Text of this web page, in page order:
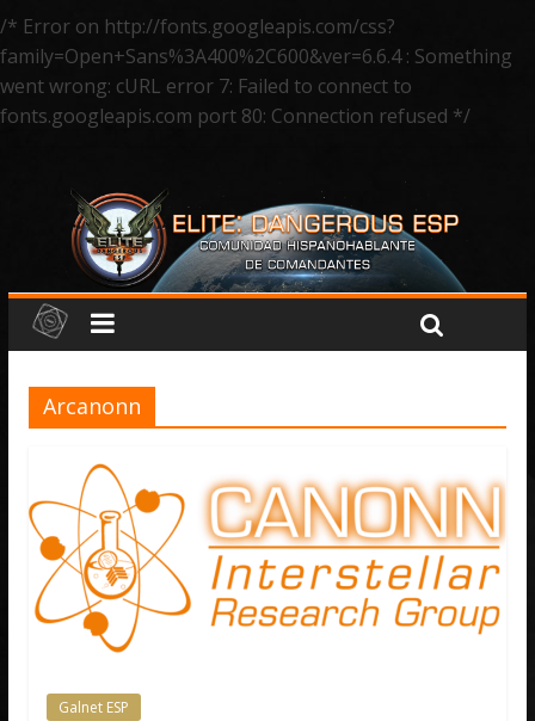
/* Error on http://fonts.googleapis.com/css?
family=Open+Sans%3A400%2C600&ver=6.6.4 : Something
went wrong: cURL error 7: Failed to connect to
fonts.googleapis.com port 80: Connection refused */
Arcanonn
Galnet ESP